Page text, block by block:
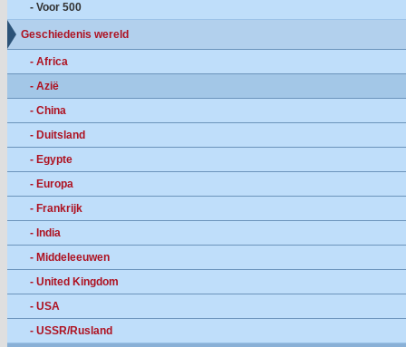
- Voor 500
Geschiedenis wereld
- Africa
- Azië
- China
- Duitsland
- Egypte
- Europa
- Frankrijk
- India
- Middeleeuwen
- United Kingdom
- USA
- USSR/Rusland